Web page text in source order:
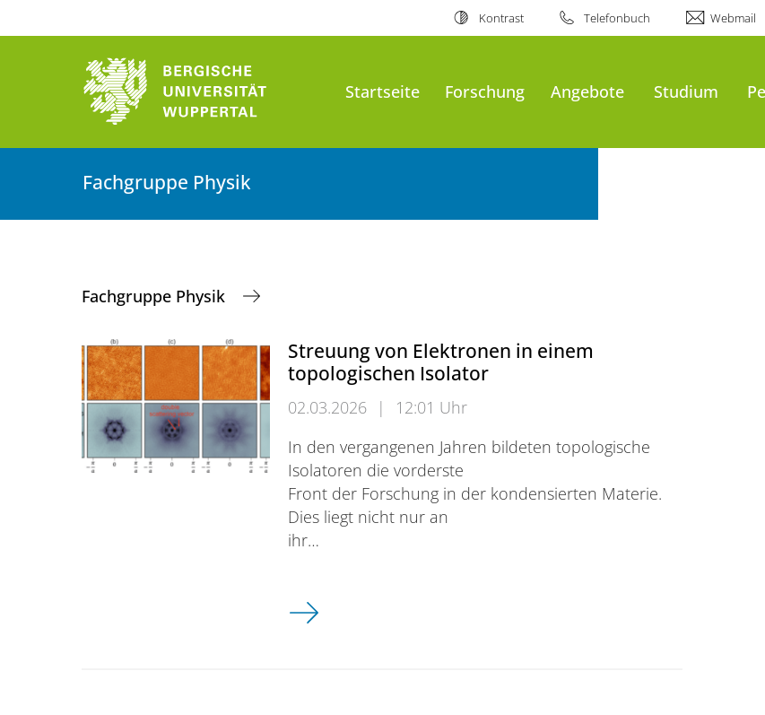
Kontrast Telefonbuch Webmail
Startseite Forschung Angebote Studium
Fachgruppe Physik
Fachgruppe Physik
Streuung von Elektronen in einem
topologischen Isolator
02.03.2026 |
12:01 Uhr
In den vergangenen Jahren bildeten topologische
Isolatoren die vorderste
Front der Forschung in der kondensierten Materie.
Dies liegt nicht nur an
ihr…
Streuung von Elektronen in einem topologischen Isolator